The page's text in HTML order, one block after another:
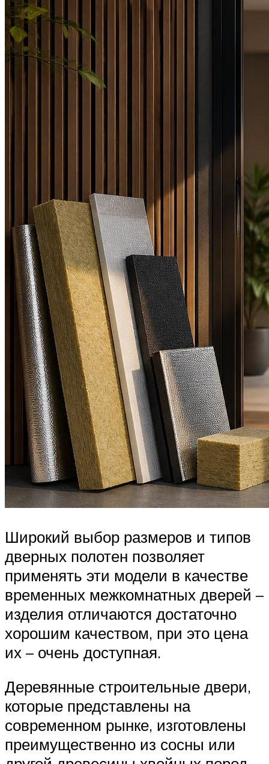
Широкий выбор размеров и типов
дверных полотен позволяет
применять эти модели в качестве
временных межкомнатных дверей –
изделия отличаются достаточно
хорошим качеством, при это цена
их – очень доступная.
Деревянные строительные двери,
которые представлены на
современном рынке, изготовлены
преимущественно из сосны или